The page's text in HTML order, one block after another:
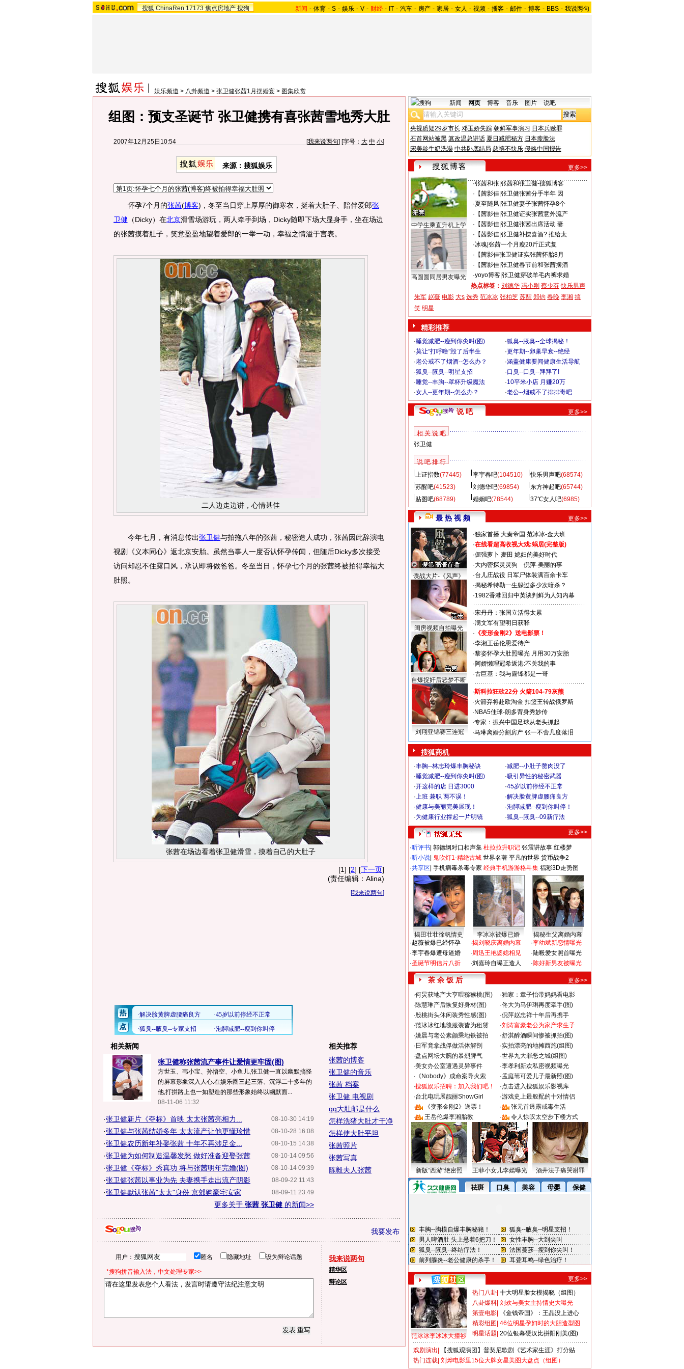
搜狐 ChinaRen 17173 焦点房地产 搜狗 新闻 - 体育 - S - 娱乐 - V - 财经 - IT - 汽车 - 房产 - 家居 - 女人 - 视频 - 播客 - 邮件 - 博客 - BBS - 我说两句
娱乐频道 > 八卦频道 > 张卫健张茜1月摆婚宴 > 图集欣赏
组图：预支圣诞节 张卫健携有喜张茜雪地秀大肚
2007年12月25日10:54 [我来说两句] [字号： 大 中 小]
来源：搜狐娱乐
怀孕7个月的张茜(博客) ，冬至当日穿上厚厚的御寒衣，挺着大肚子、陪伴爱郎张
卫健 （Dicky）在北京滑雪场游玩，两人牵手到场，Dicky随即下场大显身手，坐在场边
的张茜摸着肚子，笑意盈盈地望着爱郎的一举一动，幸福之情溢于言表。
二人边走边讲，心情甚佳
今年七月，有消息传出张卫健与拍拖八年的张茜，秘密造人成功，张茜因此辞演电
视剧《义本同心》返北京安胎。虽然当事人一度否认怀孕传闻，但随后Dicky多次接受
访问却忍不住露口风，承认即将做爸爸。冬至当日，怀孕七个月的张茜终被拍得幸福大
肚照。
张茜在场边看着张卫健滑雪，摸着自己的大肚子
[1] [2] [下一页]
(责任编辑：Alina)
[我来说两句]
相关新闻
张卫健称张茜流产事件让爱情更牢固(图)
方世玉、韦小宝、孙悟空、小鱼儿,张卫健一直以幽默搞怪
的屏幕形象深入人心.在娱乐圈三起三落、沉浮二十多年的
他,打拼路上也一如塑造的那些形象始终以幽默面...
08-11-06 11:32
08-10-30 14:19
·张卫健新片《夺标》首映 太太张茜亮相力...
08-10-28 16:08
·张卫健与张茜结婚多年 太太流产让他更懂珍惜
08-10-15 14:38
·张卫健农历新年补娶张茜 十年不再涉足金...
08-10-14 09:56
·张卫健为如何制造温馨发愁 做好准备迎娶张茜
08-10-14 09:39
·张卫健《夺标》秀真功 将与张茜明年完婚(图)
08-09-22 11:43
·张卫健张茜以事业为先 夫妻携手走出流产阴影
08-09-11 23:49
·张卫健默认张茜"太太"身份 京郊购豪宅安家
更多关于 张茜 张卫健 的新闻>>
相关推荐
张茜的博客
张卫健的音乐
张茜 档案
张卫健 电视剧
qq大肚邮是什么
怎样洗猪大肚才干净
怎样使大肚平坦
张茜照片
张茜写真
陈毅夫人张茜
我要发布
用户： 匿名 隐藏地址 设为辩论话题
*搜狗拼音输入法，中文处理专家>>
我来说两句
精华区
辩论区
新闻 网页 博客 音乐 图片 说吧
央视质疑29岁市长 邓玉娇失踪 朝鲜军事演习 日本兵赎罪
石首网站被黑 篡改温总讲话 夏日减肥秘方 日本瘦脸法
宋美龄牛奶洗澡 中共卧底结局 慈禧不快乐 侵略中国报告
更多>>
中学生乘直升机上学
高圆圆同居男友曝光
·张茜和张| 张茜和张卫健-搜狐博客
· 【茜影佳| 张卫健张茜分手半年 因
·夏至随风| 张卫健妻子张茜怀孕8个
· 【茜影佳| 张卫健证实张茜意外流产
· 【茜影佳| 张卫健张茜出席活动 妻
· 【茜影佳| 张卫健补摆喜酒? 推给太
·冰魂| 张茜一个月瘦20斤正式复
· 【茜影佳张卫健证实张茜怀胎8月
· 【茜影佳| 张卫健春节前和张茜摆酒
·yoyo博客| 张卫健穿破羊毛内裤求婚
热点标签： 刘德华 冯小刚 蔡少芬 快乐男声
朱军 赵薇 电影 大s 选秀 范冰冰 张柏芝 苏醒 郑钧 春晚 李湘 搞
笑 明星
精彩推荐
·睡觉减肥--瘦到你尖叫(图) ·狐臭--腋臭--全球揭秘！
·莫让“打呼噜”毁了后半生 ·更年期--卵巢早衰--绝经
·老公戒不了烟酒--怎么办？ ·涵盖健康要闻健康生活导航
·狐臭--腋臭--明星支招 ·口臭--口臭--拜拜了!
·睡觉--丰胸--罩杯升级魔法 ·10平米小店 月赚20万
·女人--更年期--怎么办？ ·老公--烟戒不了排排毒吧
说 吧 更多>>
相 关 说 吧
张卫健
说 吧 排 行
上证指数(77445) 李宇春吧(104510) 快乐男声吧(68574)
苏醒吧(41523) 刘德华吧(69854) 东方神起吧(65744)
贴图吧(68789) 婚姻吧(78544) 37℃女人吧(6985)
最 热 视 频 更多>>
谍战大片-《风声》
闺房视频自拍曝光
自爆捉奸后恶梦不断
·独家首播:大秦帝国 范冰冰-金大班
·在线看超高收视大戏:蜗居(完整版)
·倔强萝卜 麦田 媳妇的美好时代
·大内密探灵灵狗
倪萍-美丽的事
·台儿庄战役 日军尸体装满百余卡车
·揭秘希特勒一生躲过多少次暗杀？
·1982香港回归中英谈判鲜为人知内幕
·宋丹丹：张国立活得太累
·满文军有望明日获释
· 《变形金刚2》送电影票！
·李湘王岳伦恩爱待产
·黎姿怀孕大肚照曝光 月用30万安胎
·阿娇懒理冠希返港:不关我的事
·古巨基：我与霆锋都是一哥
刘翔亚锦赛三连冠
·斯科拉狂砍22分 火箭104-79灰熊
·火箭弃将赴欧淘金 扣篮王转战俄罗斯
· NBA5佳球-朗多背身秀妙传
·专家：振兴中国足球从老头抓起
·马琳离婚分割房产 张一不舍几度落泪
搜狐商机
·丰胸--林志玲爆丰胸秘诀 ·减肥--小肚子赘肉没了
·睡觉减肥--瘦到你尖叫(图) ·吸引异性的秘密武器
·开这样的店 日进3000 ·45岁以前停经不正常
·上班 兼职 两不误！ ·解决脸黄脾虚腰痛良方
·健康与美丽完美展现！ ·泡脚减肥--瘦到你叫停！
·为健康行业撑起一片明镜 ·狐臭--腋臭--09新疗法
更多>>
·听评书 郭德纲对口相声集 杜拉拉升职记 张震讲故事 红楼梦
·听小说 鬼吹灯1-精绝古城 世界名著 平凡的世界 货币战争2
·共享区 手机病毒杀毒专家 经典手机游游格斗集 福彩3D走势图
揭田壮壮徐帆情史 李冰冰被爆已婚
揭秘生父离婚内幕
·赵薇被爆已经怀孕
·李宇春爆遭母逼婚
·圣诞节明信片八折
·揭刘晓庆离婚内幕
·周迅王艳婆媳相见
·刘嘉玲自曝正造人
·李幼斌新恋情曝光
·陆毅爱女照首曝光
·陈好新男友被曝光
茶 余 饭 后
更多>>
·何炅获地产大亨喂猕猴桃(图) ·独家：章子怡带妈妈看电影
·陈慧琳产后恢复好身材(图) ·佟大为马伊琍再度牵手(图)
·殷桃街头休闲装秀性感(图) ·倪萍赵忠祥十年后再携手
·范冰冰红地毯服装皆为租赁 ·刘涛富豪老公为家产求生子
·姚晨与老公素颜乘地铁被拍 ·舒淇醉酒瞬间惨被抓拍(图)
· 日军竟拿战俘做活体解剖 ·实拍漂亮的地摊西施(组图)
·盘点网坛大腕的暴烈脾气 ·世界九大罪恶之城(组图)
·美女办公室遭遇灵异事件 ·李孝利新欢私密视频曝光
· 《Nobody》成命案导火索 ·孟庭苇可爱儿子最新照(图)
·搜狐娱乐招聘：加入我们吧！ ·点击进入搜狐娱乐影视库
·台北电玩展靓丽ShowGirl ·游戏史上最般配的十对情侣
·
《变形金刚2》送票！ ·
张元首透露戒毒生活
·
王岳伦爆李湘胎教 · 令人惊叹太空步下楼方式
新版“西游”绝密照 王菲小女儿李嫣曝光 酒井法子痛哭谢罪
更多>>
范冰冰李冰冰大撞衫
热门八卦 十大明星脸女模揭晓（组图）
八卦爆料 刘欢与美女主持情史大曝光
第壹电影
《金钱帝国》：王晶没上进心
精彩组图 46位明星孕妇时的大胆造型图
明星话题 20位银幕硬汉比拼阳刚美(图)
戏剧演出
【搜狐观演团】普契尼歌剧《艺术家生涯》打分贴
热门连载 刘烨电影里15位大牌女星美图大盘点（组图）